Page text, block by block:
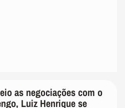
as negociações com o
Luiz Henrique se